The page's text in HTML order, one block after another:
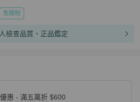
免關稅
檢查品質、正品鑑定
惠 - 滿五萬折 $600